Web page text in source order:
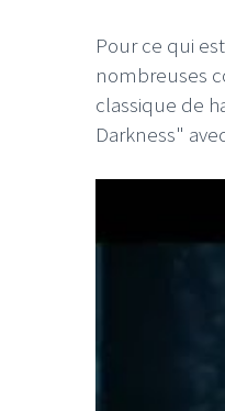
Pour ce qui
nombreuses
classique de
Darkness"